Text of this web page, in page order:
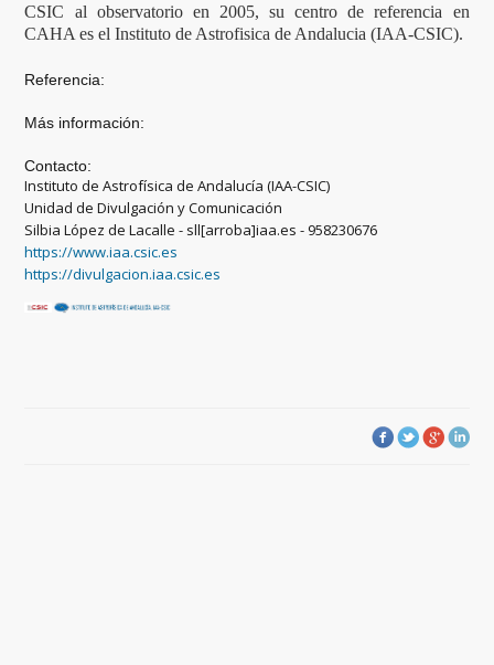
CSIC al observatorio en 2005, su centro de referencia en
CAHA es el Instituto de Astrofisica de Andalucia (IAA-CSIC).
Referencia:
Más información:
Contacto:
Instituto de Astrofísica de Andalucía (IAA-CSIC)
Unidad de Divulgación y Comunicación
Silbia López de Lacalle - sll[arroba]iaa.es - 958230676
https://www.iaa.csic.es
https://divulgacion.iaa.csic.es